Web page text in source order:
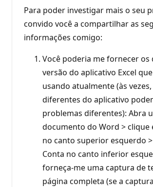
Para poder investigar mais o seu
convido você a compartilhar as
informações comigo:
Você poderia me fornecer os
versão do aplicativo Excel
usando atualmente (às
diferentes do aplicativo
problemas diferentes): Abra
documento do Word > clique
no canto superior esquerdo
Conta no canto inferior
forneça-me uma captura de
página completa (se a